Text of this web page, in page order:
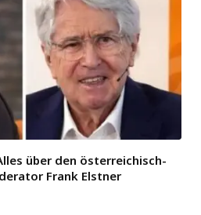
über den österreichisch-
Frank Elstner